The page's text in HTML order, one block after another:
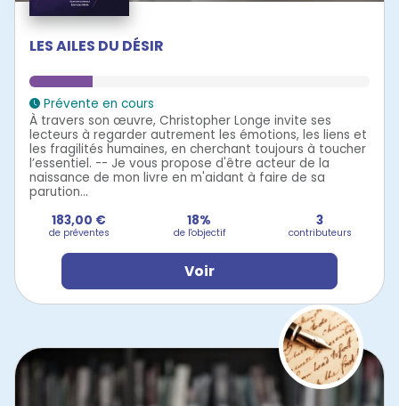
LES AILES DU DÉSIR
Prévente en cours
À travers son œuvre, Christopher Longe invite ses
lecteurs à regarder autrement les émotions, les liens et
les fragilités humaines, en cherchant toujours à toucher
l’essentiel. -- Je vous propose d'être acteur de la
naissance de mon livre en m'aidant à faire de sa
parution...
183,00 €
de préventes
18%
de l'objectif
3
contributeurs
Voir